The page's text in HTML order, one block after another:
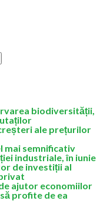
biodiversității,
ale prețurilor
mai semnificativ
industriale, în iunie
de investiții al
ajutor economiilor
profite de ea